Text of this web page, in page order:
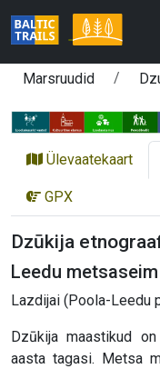
Marsruudid
Ülevaatekaart
GPX
Dzūkija
Leedu
Lazdijai (Poola-Leedu
Dzūkija maastikud
aasta tagasi. Metsa